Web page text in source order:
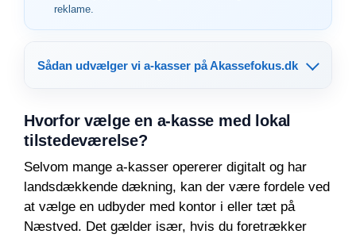
reklame.
Sådan udvælger vi a-kasser på Akassefokus.dk
Hvorfor vælge en a-kasse med lokal
tilstedeværelse?
Selvom mange a-kasser opererer digitalt og har
landsdækkende dækning, kan der være fordele ved
at vælge en udbyder med kontor i eller tæt på
Næstved. Det gælder især, hvis du foretrækker